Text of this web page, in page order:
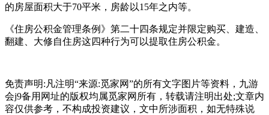
的房屋面积大于70平米，房龄以15年之内等。
《住房公积金管理条例》第二十四条规定并限定购买、建造、
翻建、大修自住房这四种行为可以提取住房公积金。
免责声明:凡注明“来源:觅家网”的所有文字图片等资料，九游
会j9备用网址的版权均属觅家网所有，转载请注明出处;文章内
容仅供参考，不构成投资建议，文中所涉面积，如无特殊说